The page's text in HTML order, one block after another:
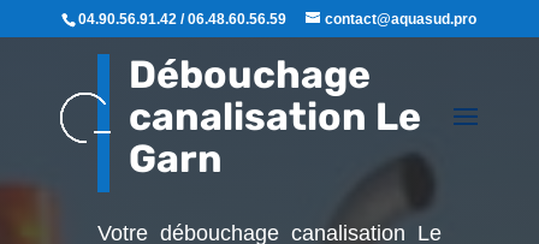
04.90.56.91.42 / 06.48.60.56.59 contact@aquasud.pro
Débouchage
canalisation Le
Garn
Votre débouchage canalisation Le